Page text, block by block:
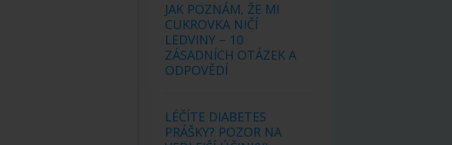
JAK POZNÁM, ŽE MI
CUKROVKA NIČÍ
LEDVINY – 10
ZÁSADNÍCH OTÁZEK A
ODPOVĚDÍ
LÉČÍTE DIABETES
PRÁŠKY? POZOR NA